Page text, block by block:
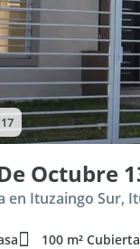
17
Octubre
en Ituzaingo Sur,
100 m² Cubierta